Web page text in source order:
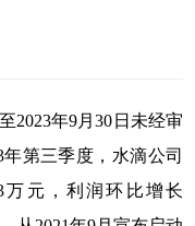
2023年9月30日未经审
第三季度，水滴公司
万元，利润环比增长